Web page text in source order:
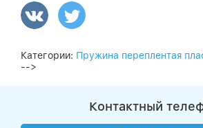
Категории: Пружина переплентая
-->
Контактный